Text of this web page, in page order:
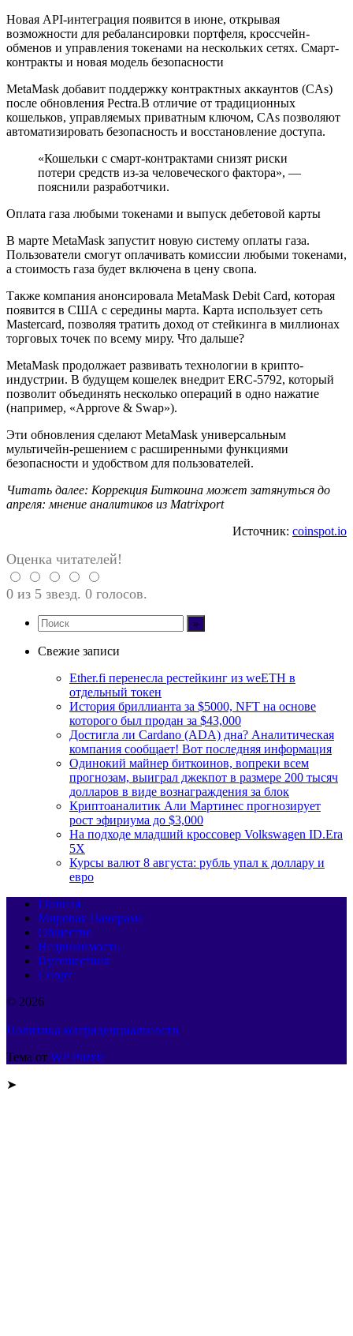
Новая API-интеграция появится в июне, открывая
возможности для ребалансировки портфеля, кроссчейн-
обменов и управления токенами на нескольких сетях. Смарт-
контракты и новая модель безопасности
MetaMask добавит поддержку контрактных аккаунтов (CAs)
после обновления Pectra.В отличие от традиционных
кошельков, управляемых приватным ключом, CAs позволяют
автоматизировать безопасность и восстановление доступа.
«Кошельки с смарт-контрактами снизят риски
потери средств из-за человеческого фактора», —
пояснили разработчики.
Оплата газа любыми токенами и выпуск дебетовой карты
В марте MetaMask запустит новую систему оплаты газа.
Пользователи смогут оплачивать комиссии любыми токенами,
а стоимость газа будет включена в цену свопа.
Также компания анонсировала MetaMask Debit Card, которая
появится в США с середины марта. Карта использует сеть
Mastercard, позволяя тратить доход от стейкинга в миллионах
торговых точек по всему миру. Что дальше?
MetaMask продолжает развивать технологии в крипто-
индустрии. В будущем кошелек внедрит ERC-5792, который
позволит объединять несколько операций в одно нажатие
(например, «Approve & Swap»).
Эти обновления сделают MetaMask универсальным
мультичейн-решением с расширенными функциями
безопасности и удобством для пользователей.
Читать далее: Коррекция Биткоина может затянуться до
апреля: мнение аналитиков из Matrixport
Источник: coinspot.io
Оценка читателей!
0 из 5 звезд. 0 голосов.
Свежие записи
Ether.fi перенесла рестейкинг из weETH в
отдельный токен
История бриллианта за $5000, NFT на основе
которого был продан за $43,000
Достигла ли Cardano (ADA) дна? Аналитическая
компания сообщает! Вот последняя информация
Одинокий майнер биткоинов, вопреки всем
прогнозам, выиграл джекпот в размере 200 тысяч
долларов в виде вознаграждения за блок
Криптоаналитик Али Мартинес прогнозирует
рост эфириума до $3,000
На подходе младший кроссовер Volkswagen ID.Era
5X
Курсы валют 8 августа: рубль упал к доллару и
евро
Главная
Мировая Панорама
Общество
Недвижимость
Путешествия
Спорт
© 2026
Политика конфиденциальности
Тема от WP Puzzle
➤